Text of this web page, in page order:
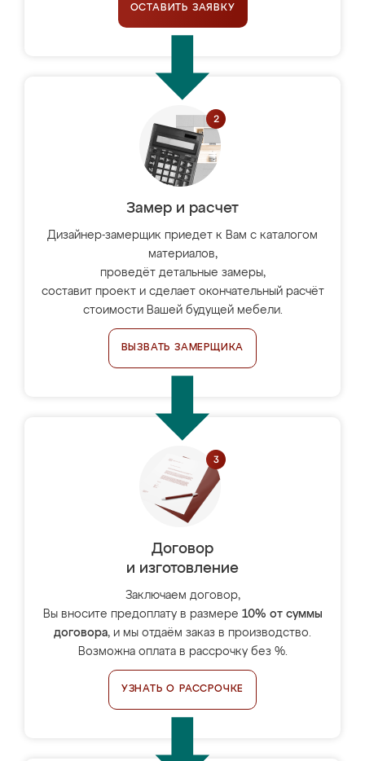
ОСТАВИТЬ ЗАЯВКУ
Замер и расчет
Дизайнер-замерщик приедет к Вам с каталогом
материалов,
проведёт детальные замеры,
составит проект и сделает окончательный расчёт
стоимости Вашей будущей мебели.
ВЫЗВАТЬ ЗАМЕРЩИКА
Договор
и изготовление
Заключаем договор,
Вы вносите предоплату в размере 10% от суммы
договора, и мы отдаём заказ в производство.
Возможна оплата в рассрочку без %.
УЗНАТЬ О РАССРОЧКЕ